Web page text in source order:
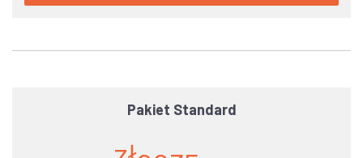
Pakiet Standard